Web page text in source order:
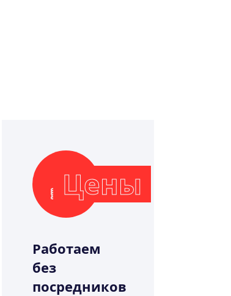
Цены
Работаем
без
посредников